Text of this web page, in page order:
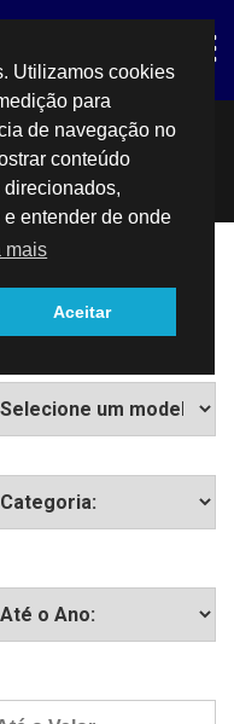
Utilizamos cookies
para
de navegação no
conteúdo
entender de onde
mais
Aceitar
ESTOQUE
AVANÇADA